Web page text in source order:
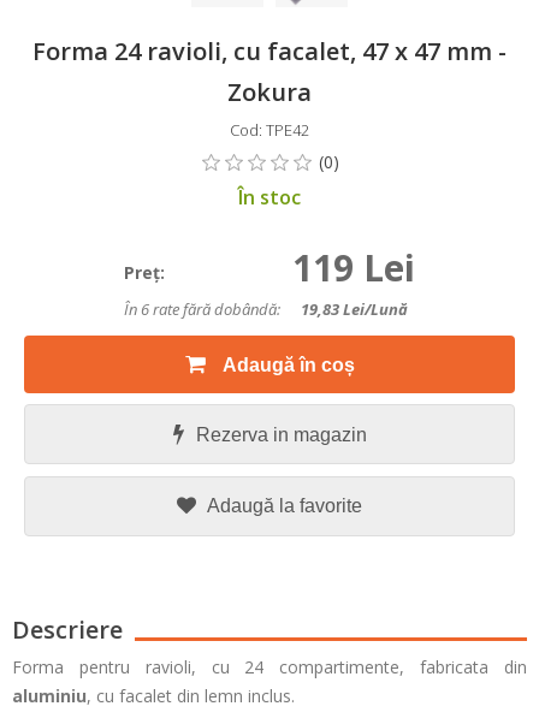
Forma 24 ravioli, cu facalet, 47 x 47 mm -
Zokura
Cod: TPE42
În stoc
Preţ: 119 Lei
În 6 rate fără dobândă: 19,83Lei/lună
Adaugă în coș
Rezerva in magazin
Adaugă la favorite
Descriere
Forma pentru ravioli, cu 24 compartimente, fabricata din
aluminiu, cu facalet din lemn inclus.